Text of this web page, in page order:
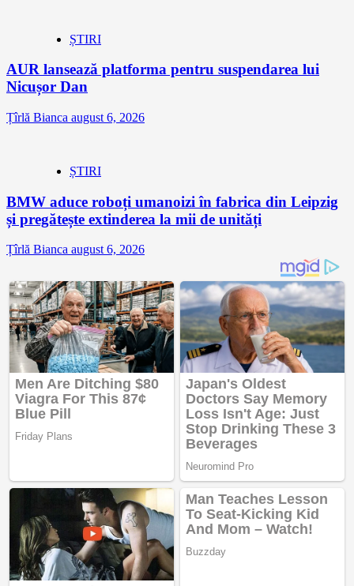
ȘTIRI
AUR lansează platforma pentru suspendarea lui
Nicușor Dan
Țîrlă Bianca august 6, 2026
ȘTIRI
BMW aduce roboți umanoizi în fabrica din Leipzig
și pregătește extinderea la mii de unități
Țîrlă Bianca august 6, 2026